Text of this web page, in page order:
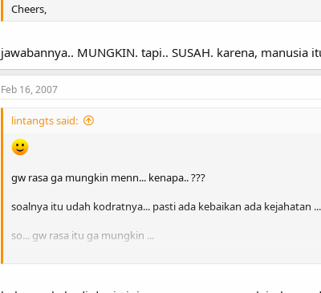
Cheers,
jawabannya.. MUNGKIN. tapi.. SUSAH. karena, manusia
Feb 16, 2007
lintangts said:
gw rasa ga mungkin menn... kenapa.. ???
soalnya itu udah kodratnya... pasti ada kebaikan ada kejahatan
so... gw rasa itu ga mungkin ...